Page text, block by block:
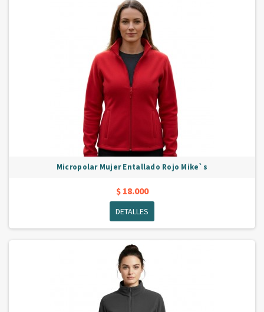
Micropolar Mujer Entallado Rojo Mike`s
$ 18.000
DETALLES